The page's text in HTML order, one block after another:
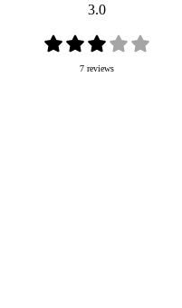
3.0
7 reviews